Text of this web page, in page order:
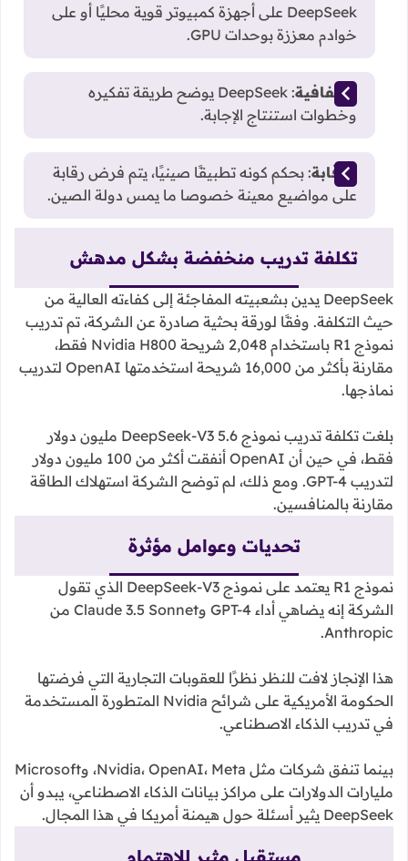
DeepSeek على أجهزة كمبيوتر قوية محليًا أو على
خوادم معززة بوحدات GPU.
الشفافية
: DeepSeek يوضح طريقة تفكيره
وخطوات استنتاج الإجابة.
الرقابة: بحكم كونه تطبيقًا صينيًا، يتم فرض رقابة
على مواضيع معينة خصوصا ما يمس دولة الصين.
تكلفة تدريب منخفضة بشكل مدهش
DeepSeek يدين بشعبيته المفاجئة إلى كفاءته العالية من
حيث التكلفة. وفقًا لورقة بحثية صادرة عن الشركة، تم تدريب
نموذج R1 باستخدام 2,048 شريحة Nvidia H800 فقط،
مقارنة بأكثر من 16,000 شريحة استخدمتها OpenAI لتدريب
نماذجها.
بلغت تكلفة تدريب نموذج DeepSeek-V3 5.6 مليون دولار
فقط، في حين أن OpenAI أنفقت أكثر من 100 مليون دولار
لتدريب GPT-4. ومع ذلك، لم توضح الشركة استهلاك الطاقة
مقارنة بالمنافسين.
تحديات وعوامل مؤثرة
نموذج R1 يعتمد على نموذج DeepSeek-V3 الذي تقول
الشركة إنه يضاهي أداء GPT-4 وClaude 3.5 Sonnet من
Anthropic.
هذا الإنجاز لافت للنظر نظرًا للعقوبات التجارية التي فرضتها
الحكومة الأمريكية على شرائح Nvidia المتطورة المستخدمة
في تدريب الذكاء الاصطناعي.
بينما تنفق شركات مثل Nvidia، OpenAI، Meta، وMicrosoft
مليارات الدولارات على مراكز بيانات الذكاء الاصطناعي، يبدو أن
DeepSeek يثير أسئلة حول هيمنة أمريكا في هذا المجال.